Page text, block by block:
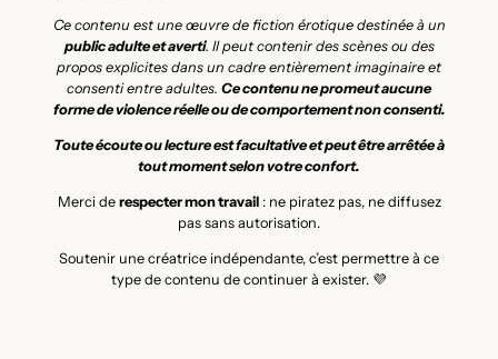
Ce contenu est une œuvre de fiction érotique destinée à un
public adulte et averti. Il peut contenir des scènes ou des
propos explicites dans un cadre entièrement imaginaire et
consenti entre adultes. Ce contenu ne promeut aucune
forme de violence réelle ou de comportement non consenti.
Toute écoute ou lecture est facultative et peut être arrêtée à
tout moment selon votre confort.
Merci de respecter mon travail: ne piratez pas, ne diffusez
pas sans autorisation.
Soutenir une créatrice indépendante, c’est permettre à ce
type de contenu de continuer à exister. 💜